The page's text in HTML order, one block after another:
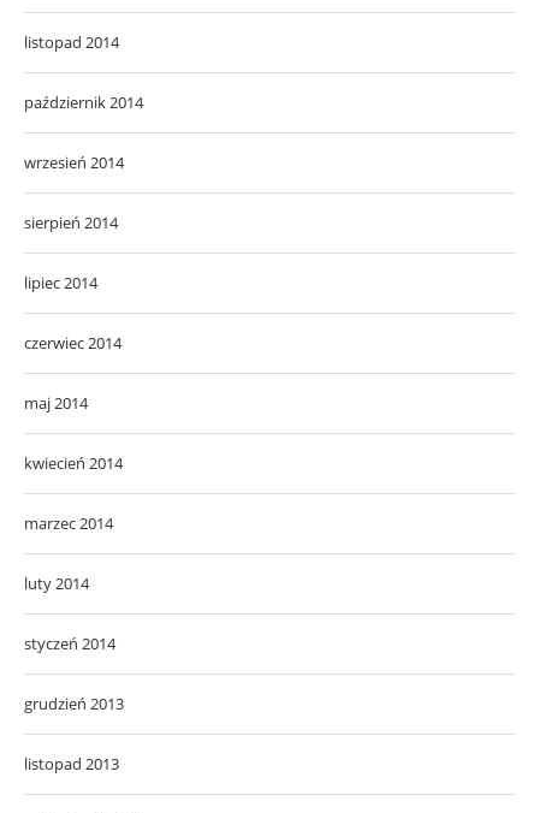
listopad 2014
październik 2014
wrzesień 2014
sierpień 2014
lipiec 2014
czerwiec 2014
maj 2014
kwiecień 2014
marzec 2014
luty 2014
styczeń 2014
grudzień 2013
listopad 2013